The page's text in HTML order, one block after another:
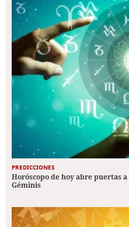
PREDICCIONES
Horóscopo de hoy abre puertas
Géminis